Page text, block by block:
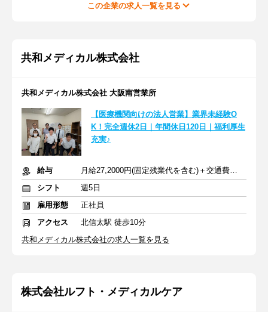
この企業の求人一覧を見る
共和メディカル株式会社
共和メディカル株式会社 大阪南営業所
【医療機関向けの法人営業】業界未経験O
K！完全週休2日｜年間休日120日｜福利厚生
充実♪
給与
月給27,2000円(固定残業代を含む)＋交通費＋各種手当あり
シフト
週5日
雇用形態
正社員
アクセス
北信太駅 徒歩10分
共和メディカル株式会社の求人一覧を見る
株式会社ルフト・メディカルケア